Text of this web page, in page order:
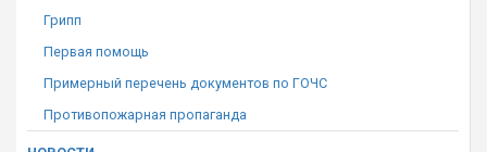
Грипп
Первая помощь
Примерный перечень документов по ГОЧС
Противопожарная пропаганда